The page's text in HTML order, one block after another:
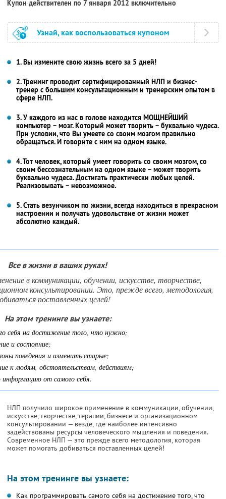
Купон действителен по 7 января 2012 включительно
Узнай, как воспользоваться купоном
1. Вы измените свою жизнь всего за 5 дней!
2. Тренинг проводит сертифицированный НЛП и бизнес-
тренер с большим консультационным и тренерским опытом в
сфере НЛП.
3. У каждого из нас в голове находится МОЩНЕЙШИЙ
компьютер – мозг. Который может творить – буквально чудеса.
При условии, что Вы умеете со своим мозгом правильно
обращаться. И говорите с ним на одном языке.
4. Тот человек, который умеет говорить со своим мозгом, со
своим бессознательным на одном языке – может творить
буквально чудеса. Достигать практически любых целей.
Реализовывать – невозможное.
5. Стать везунчиком по жизни, всегда находиться в прекрасном
настроении и получать удовольствие от жизни может
абсолютно каждый.
Все в жизни в ваших руках!
в коммуникации, обучении, искусстве, творчестве,
консультировании. Это, прежде всего, методология,
поставленных целей!
На этом тренинге вы узнаете:
себя на достижение того, что нужно;
и состояние;
поведения и изменить старые;
к людям, обстоятельствам, действиям;
от самого себя.
НЛП получило широкое применение в коммуникации, обучении,
искусстве, творчестве, терапии, бизнесе и организационном
консультировании — везде, где наиболее интенсивно
задействованы ресурсы человеческого мышления и поведения.
Современное НЛП — это прежде всего методология, которая
может помогать добиваться поставленных целей!
На этом тренинге вы узнаете:
Как программировать самого себя на достижение того, что